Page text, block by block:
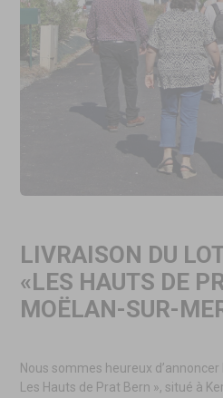
LIVRAISON DU
«LES HAUTS DE
MOËLAN-SUR-
Nous sommes heureux
Les Hauts de Prat Bern », situé à